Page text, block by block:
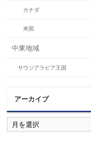
カナダ
米国
中東地域
サウジアラビア王国
アーカイブ
ア
ー
カ